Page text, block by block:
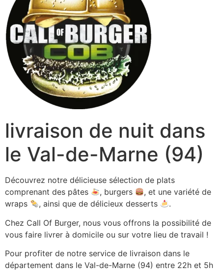
livraison de nuit dans
le Val-de-Marne (94)
Découvrez notre délicieuse sélection de plats
comprenant des pâtes
, burgers
, et une variété de
wraps
, ainsi que de délicieux desserts
.
Chez Call Of Burger, nous vous offrons la possibilité de
vous faire livrer à domicile ou sur votre lieu de travail !
Pour profiter de notre service de livraison dans le
département dans le Val-de-Marne (94) entre 22h et 5h